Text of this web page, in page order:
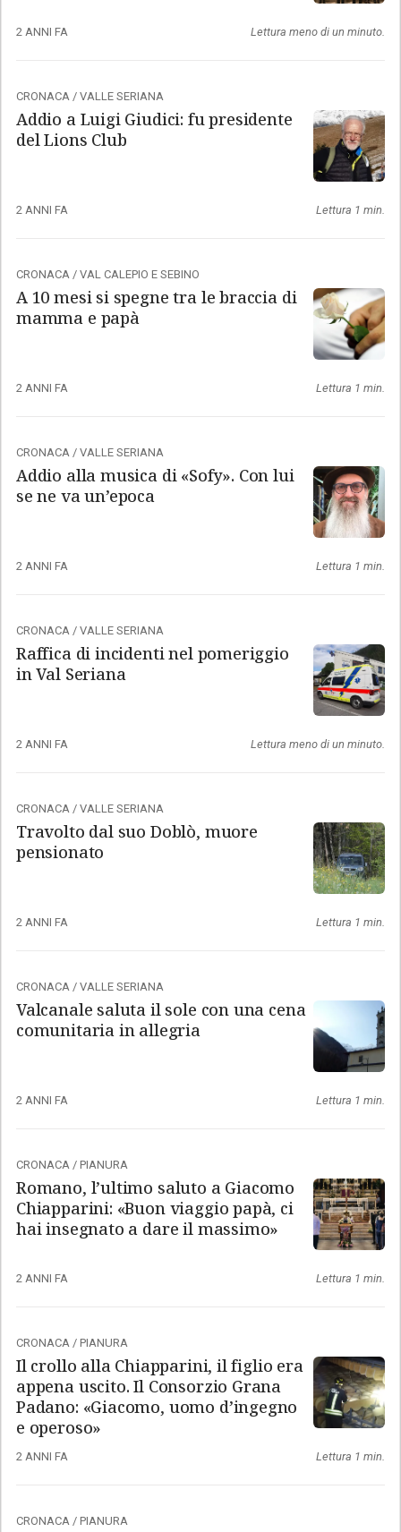
2 ANNI FA Lettura meno di un minuto.
CRONACA / VALLE SERIANA
Addio a Luigi Giudici: fu presidente
del Lions Club
2 ANNI FA Lettura 1 min.
CRONACA / VAL CALEPIO E SEBINO
A 10 mesi si spegne tra le braccia di
mamma e papà
2 ANNI FA Lettura 1 min.
CRONACA / VALLE SERIANA
Addio alla musica di «Sofy». Con lui
se ne va un’epoca
2 ANNI FA Lettura 1 min.
CRONACA / VALLE SERIANA
Raffica di incidenti nel pomeriggio
in Val Seriana
2 ANNI FA Lettura meno di un minuto.
CRONACA / VALLE SERIANA
Travolto dal suo Doblò, muore
pensionato
2 ANNI FA Lettura 1 min.
CRONACA / VALLE SERIANA
Valcanale saluta il sole con una cena
comunitaria in allegria
2 ANNI FA Lettura 1 min.
CRONACA / PIANURA
Romano, l’ultimo saluto a Giacomo
Chiapparini: «Buon viaggio papà, ci
hai insegnato a dare il massimo»
2 ANNI FA Lettura 1 min.
CRONACA / PIANURA
Il crollo alla Chiapparini, il figlio era
appena uscito. Il Consorzio Grana
Padano: «Giacomo, uomo d’ingegno
e operoso»
2 ANNI FA Lettura 1 min.
CRONACA / PIANURA